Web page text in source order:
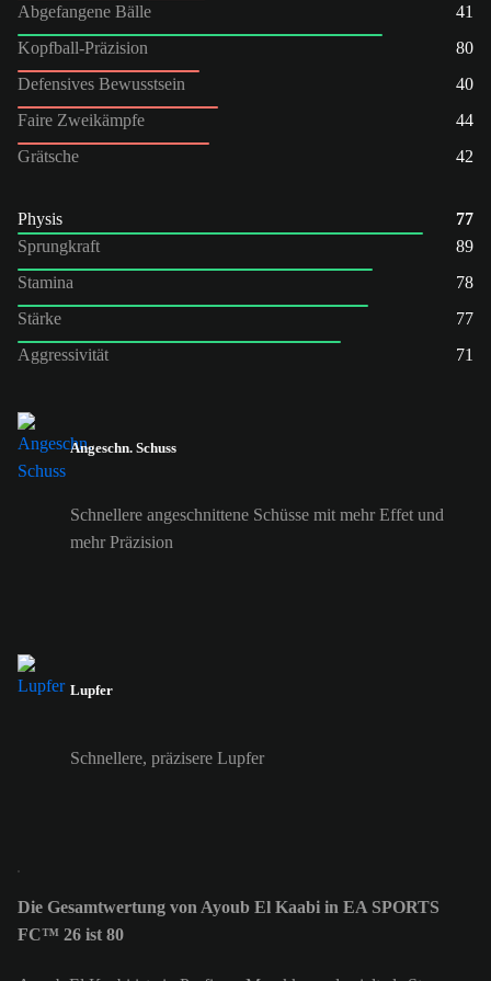
Abgefangene Bälle
41
Kopfball-Präzision
80
Defensives Bewusstsein
40
Faire Zweikämpfe
44
Grätsche
42
Physis
77
Sprungkraft
89
Stamina
78
Stärke
77
Aggressivität
71
Angeschn. Schuss
Schnellere angeschnittene Schüsse mit mehr Effet und
mehr Präzision
Lupfer
Schnellere, präzisere Lupfer
Die Gesamtwertung von Ayoub El Kaabi in EA SPORTS
FC™ 26 ist 80